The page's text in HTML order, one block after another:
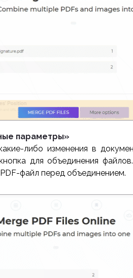
параметры»
либо изменения в
для объединения
файл перед объединением.